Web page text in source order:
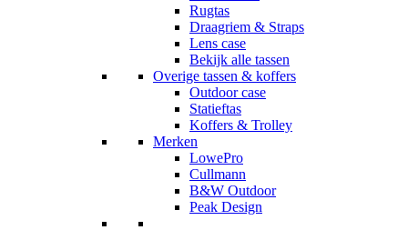
Rugtas
Draagriem & Straps
Lens case
Bekijk alle tassen
Overige tassen & koffers
Outdoor case
Statieftas
Koffers & Trolley
Merken
LowePro
Cullmann
B&W Outdoor
Peak Design